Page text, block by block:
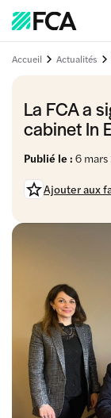
Accueil Actualités
La FCA a
cabinet In
Publié le : 6
Ajouter aux